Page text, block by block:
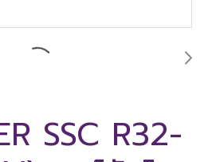
SSC R32-